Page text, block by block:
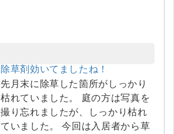
除草剤効いてましたね！
先月末に除草した箇所がしっかり
枯れていました。 庭の方は写真を
撮り忘れましたが、しっかり枯れ
ていました。 今回は入居者から草